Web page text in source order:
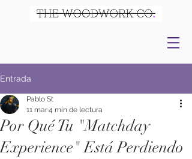
Entrada
Por Qué Tu "Matchday
Experience" Está Perdiendo
Pablo St
11 mar4 min de lectura